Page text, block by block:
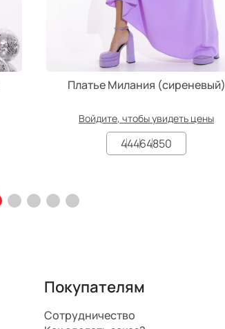
Платье Милания (сиреневый)
Войдите, чтобы увидеть цены
44464850
Покупателям
Сотрудничество